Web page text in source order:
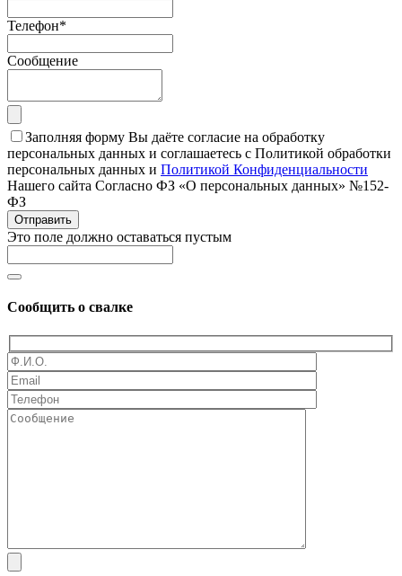
Телефон*
Сообщение
Заполняя форму Вы даёте согласие на обработку
персональных данных и соглашаетесь с Политикой обработки
персональных данных и Политикой Конфиденциальности
Нашего сайта Согласно ФЗ «О персональных данных» №152-
ФЗ
Отправить
Это поле должно оставаться пустым
Сообщить о свалке